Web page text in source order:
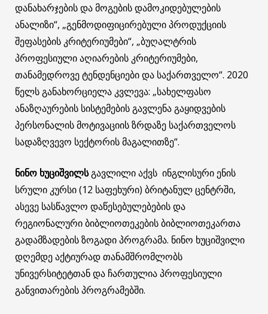
დანახარჯების და მოგების დამოკიდებულების
ანალიზი“, „გენმოდიფიცირებული პროდუქციის
შეფასების კრიტერიუმები“, „ბუღალტრის
პროფესიული აღიარების კრიტერიუმები,
თანამედროვე ტენდენციები და საქართველო“. 2020
წელს განახორციელა კვლევა: „სახელფასო
ანაზღაურების სისტემების გავლენა გაყიდვების
პერსონალის მოტივაციის ზრდაზე საქართველოს
სადაზღვევო სექტორის მაგალითზე“.
ნინო ხუციშვილსგავლილი აქვს ინგლისური ენის
სრული კურსი (12 საფეხური) ბრიტანულ ცენტრში,
ასევე სასწავლო დაწესებულებების და
რეგიონალური ბიბლიოთეკების ბიბლიოთეკართა
გადამზადების ზოგადი პროგრამა. ნინო ხუციშვილი
დღემდე აქტიურად თანამშრომლობს
უნივერსიტეტთან და ჩართულია პროფესიული
განვითარების პროგრამებში.